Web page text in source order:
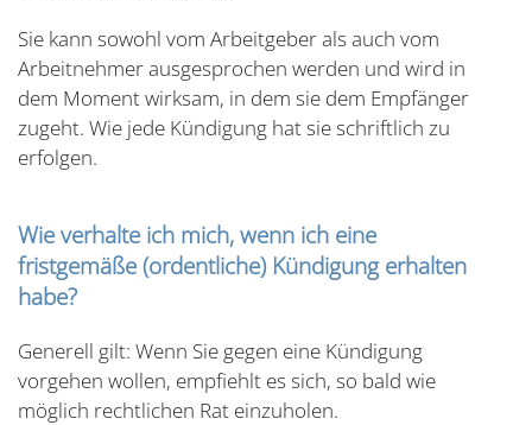
Sie kann sowohl vom Arbeitgeber als auch vom
Arbeitnehmer ausgesprochen werden und wird in
dem Moment wirksam, in dem sie dem Empfänger
zugeht. Wie jede Kündigung hat sie schriftlich zu
erfolgen.
Wie verhalte ich mich, wenn ich eine
fristgemäße (ordentliche) Kündigung erhalten
habe?
Generell gilt: Wenn Sie gegen eine Kündigung
vorgehen wollen, empfiehlt es sich, so bald wie
möglich rechtlichen Rat einzuholen.